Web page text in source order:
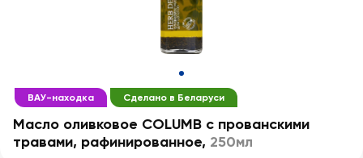
ВАУ-находка Сделано в Беларуси
Масло оливковое COLUMB с прованскими
травами, рафинированное, 250мл